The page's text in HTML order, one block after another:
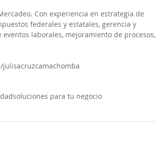
Con experiencia en estrategia de
federales y estatales, gerencia y
laborales, mejoramiento de procesos,
soluciones para tu negocio